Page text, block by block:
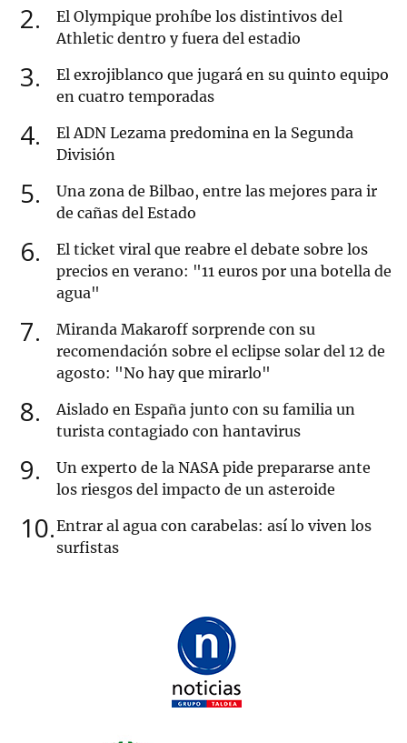
2
El Olympique prohíbe los distintivos del
Athletic dentro y fuera del estadio
3
El exrojiblanco que jugará en su quinto equipo
en cuatro temporadas
4
El ADN Lezama predomina en la Segunda
División
5
Una zona de Bilbao, entre las mejores para ir
de cañas del Estado
6
El ticket viral que reabre el debate sobre los
precios en verano: "11 euros por una botella de
agua"
7
Miranda Makaroff sorprende con su
recomendación sobre el eclipse solar del 12 de
agosto: "No hay que mirarlo"
8
Aislado en España junto con su familia un
turista contagiado con hantavirus
9
Un experto de la NASA pide prepararse ante
los riesgos del impacto de un asteroide
10 Entrar al agua con carabelas: así lo viven los
surfistas